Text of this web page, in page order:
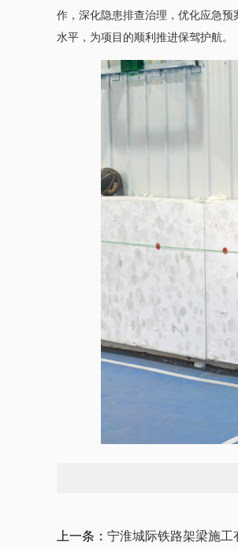
作，深化隐患排查治理，优化应急
水平，为项目的顺利推进保驾护航。
上一条： 宁淮城际铁路架梁施工